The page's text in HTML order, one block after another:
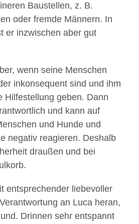
Baustellen, z. B.
oder fremde Männern. In
er inzwischen aber gut
wenn seine Menschen
inkonsequent sind und ihm
Hilfestellung geben. Dann
und kann auf
und Hunde und
negativ reagieren. Deshalb
draußen und bei
entsprechender liebevoller
an Luca heran,
Drinnen sehr entspannt